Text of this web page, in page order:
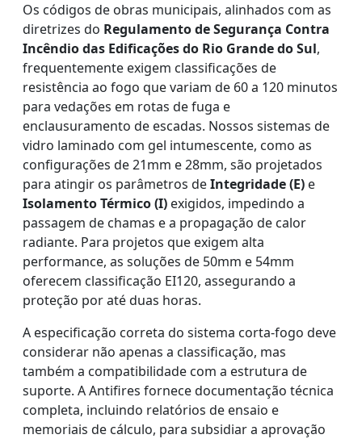
Os códigos de obras municipais, alinhados com as
diretrizes do Regulamento de Segurança Contra
Incêndio das Edificações do Rio Grande do Sul,
frequentemente exigem classificações de
resistência ao fogo que variam de 60 a 120 minutos
para vedações em rotas de fuga e
enclausuramento de escadas. Nossos sistemas de
vidro laminado com gel intumescente, como as
configurações de 21mm e 28mm, são projetados
para atingir os parâmetros deIntegridade (E) e
Isolamento Térmico (I) exigidos, impedindo a
passagem de chamas e a propagação de calor
radiante. Para projetos que exigem alta
performance, as soluções de 50mm e 54mm
oferecem classificação EI120, assegurando a
proteção por até duas horas.
A especificação correta do sistema corta-fogo deve
considerar não apenas a classificação, mas
também a compatibilidade com a estrutura de
suporte. A Antifires fornece documentação técnica
completa, incluindo relatórios de ensaio e
memoriais de cálculo, para subsidiar a aprovação